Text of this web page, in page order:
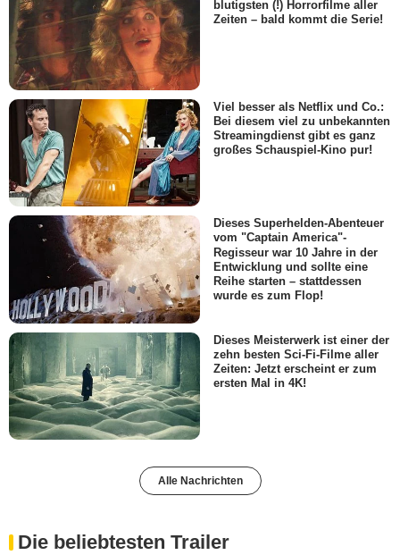
blutigsten (!) Horrorfilme aller
Zeiten – bald kommt die Serie!
Viel besser als Netflix und Co.:
Bei diesem viel zu unbekannten
Streamingdienst gibt es ganz
großes Schauspiel-Kino pur!
Dieses Superhelden-Abenteuer
vom "Captain America"-
Regisseur war 10 Jahre in der
Entwicklung und sollte eine
Reihe starten – stattdessen
wurde es zum Flop!
Dieses Meisterwerk ist einer der
zehn besten Sci-Fi-Filme aller
Zeiten: Jetzt erscheint er zum
ersten Mal in 4K!
Alle Nachrichten
Die beliebtesten Trailer